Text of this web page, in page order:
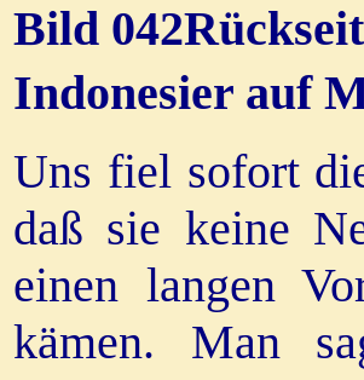
Bild
Indonesier auf
Uns fiel sofort
daß sie keine
einen langen
kämen. Man